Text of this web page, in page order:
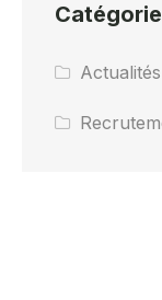
Actualités